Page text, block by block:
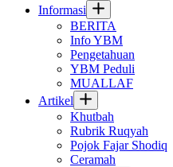
Informasi
BERITA
Info YBM
Pengetahuan
YBM Peduli
MUALLAF
Artikel
Khutbah
Rubrik Ruqyah
Pojok Fajar Shodiq
Ceramah